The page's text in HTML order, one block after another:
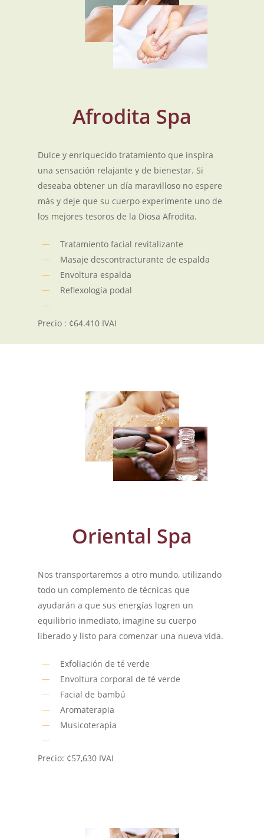
Afrodita Spa
Dulce y enriquecido tratamiento que inspira
una sensación relajante y de bienestar. Si
deseaba obtener un día maravilloso no espere
más y deje que su cuerpo experimente uno de
los mejores tesoros de la Diosa Afrodita.
Tratamiento facial revitalizante
Masaje descontracturante de espalda
Envoltura espalda
Reflexología podal
Precio : ¢64.410 IVAI
Oriental Spa
Nos transportaremos a otro mundo, utilizando
todo un complemento de técnicas que
ayudarán a que sus energías logren un
equilibrio inmediato, imagine su cuerpo
liberado y listo para comenzar una nueva vida.
Exfoliación de té verde
Envoltura corporal de té verde
Facial de bambú
Aromaterapia
Musicoterapia
Precio: ¢57,630 IVAI